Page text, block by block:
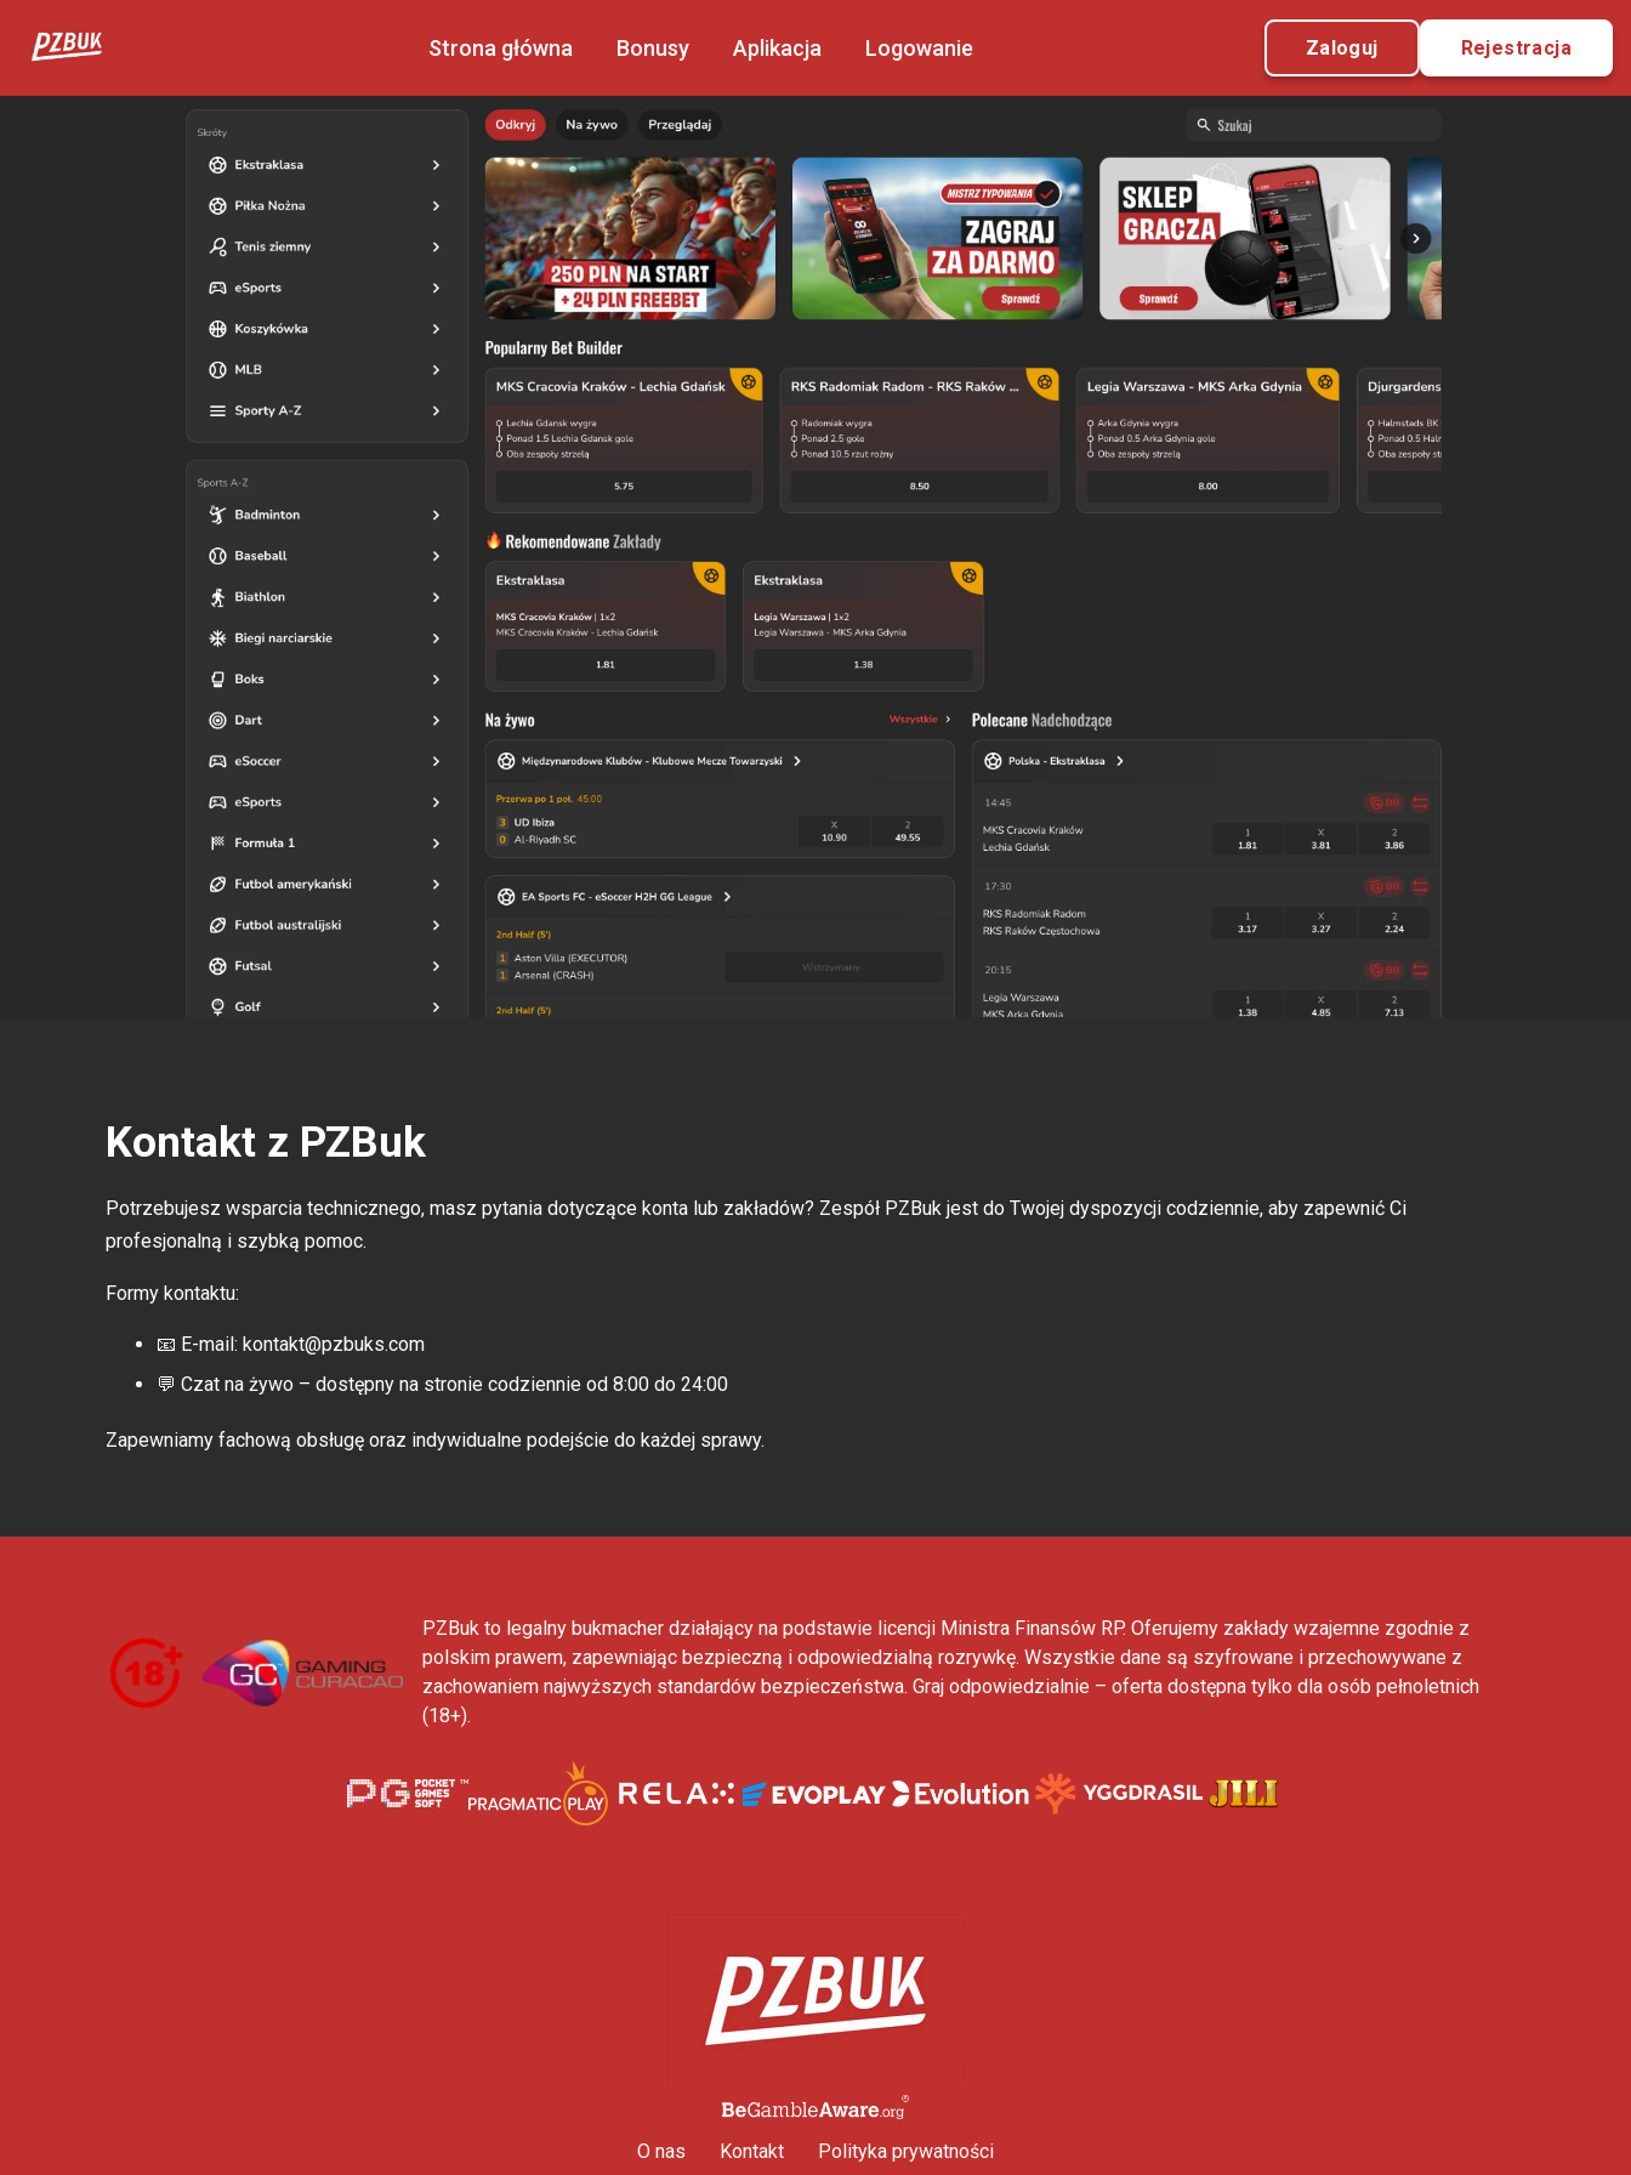
Strona główna Bonusy Aplikacja Logowanie Zaloguj Rejestracja
Kontakt z PZBuk
Potrzebujesz wsparcia technicznego, masz pytania dotyczące konta lub zakładów? Zespół PZBuk jest do Twojej dyspozycji codziennie, aby zapewnić Ci
profesjonalną i szybką pomoc.
Formy kontaktu:
📧 E-mail: kontakt@pzbuks.com
💬 Czat na żywo – dostępny na stronie codziennie od 8:00 do 24:00
Zapewniamy fachową obsługę oraz indywidualne podejście do każdej sprawy.
PZBuk to legalny bukmacher działający na podstawie licencji Ministra Finansów RP. Oferujemy zakłady wzajemne zgodnie z
polskim prawem, zapewniając bezpieczną i odpowiedzialną rozrywkę. Wszystkie dane są szyfrowane i przechowywane z
zachowaniem najwyższych standardów bezpieczeństwa. Graj odpowiedzialnie – oferta dostępna tylko dla osób pełnoletnich
(18+).
O nas Kontakt Polityka prywatności